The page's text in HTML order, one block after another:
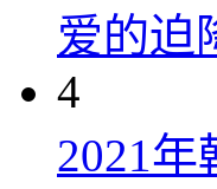
爱的迫
4
2021